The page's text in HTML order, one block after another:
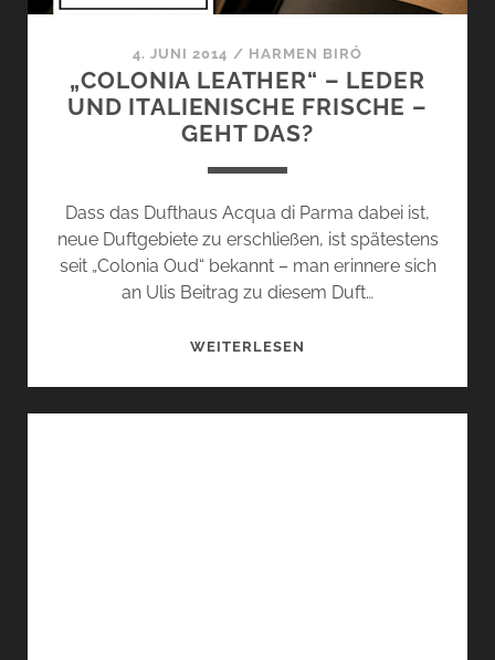
PARMA
4. JUNI 2014 / HARMEN BIRÓ
„COLONIA LEATHER“ – LEDER
UND ITALIENISCHE FRISCHE –
GEHT DAS?
Dass das Dufthaus Acqua di Parma dabei ist,
neue Duftgebiete zu erschließen, ist spätestens
seit „Colonia Oud“ bekannt – man erinnere sich
an Ulis Beitrag zu diesem Duft…
WEITERLESEN